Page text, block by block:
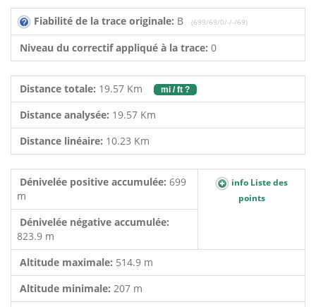
Fiabilité de la trace originale: B (699/69/0/-/-/69)
Niveau du correctif appliqué à la trace: 0
Distance totale: 19.57 Km mi / ft ?
Distance analysée: 19.57 Km
Distance linéaire: 10.23 Km
Dénivelée positive accumulée: 699
m
info Liste des
points
Dénivelée négative accumulée:
823.9 m
Altitude maximale: 514.9 m
Altitude minimale: 207 m